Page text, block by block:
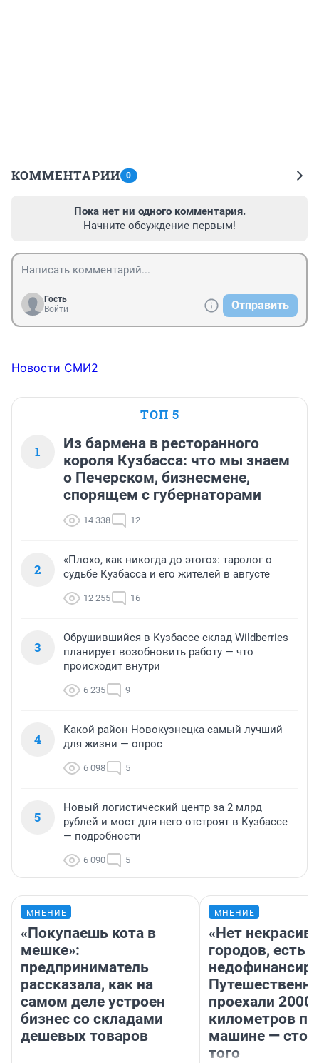
КОММЕНТАРИИ 0
Пока нет ни одного комментария.
Начните обсуждение первым!
Гость
Войти
Отправить
Новости СМИ2
ТОП 5
1
Из бармена в ресторанного
короля Кузбасса: что мы знаем
о Печерском, бизнесмене,
спорящем с губернаторами
14 338 12
2
«Плохо, как никогда до этого»: таролог о
судьбе Кузбасса и его жителей в августе
12 255 16
3
Обрушившийся в Кузбассе склад Wildberries
планирует возобновить работу — что
происходит внутри
6 235 9
4
Какой район Новокузнецка самый лучший
для жизни — опрос
6 098 5
5
Новый логистический центр за 2 млрд
рублей и мост для него отстроят в Кузбассе
— подробности
6 090 5
МНЕНИЕ
«Покупаешь кота в
мешке»:
предприниматель
рассказала, как на
самом деле устроен
бизнес со складами
дешевых товаров
МНЕНИЕ
«Нет
городов, есть
проехали 2000
километров по
машине —
того